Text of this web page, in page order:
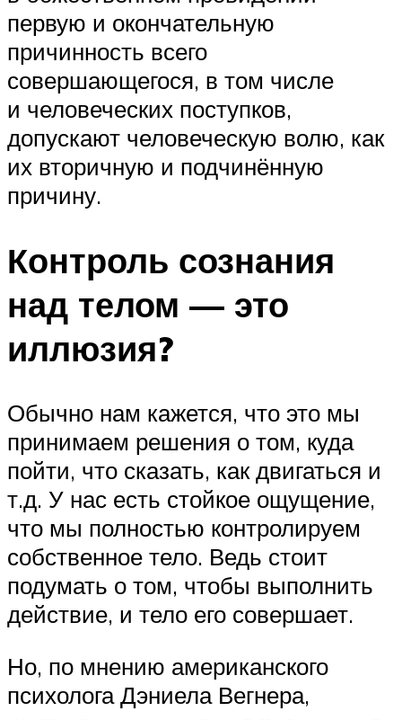
первую и окончательную
причинность всего
совершающегося, в том числе
и человеческих поступков,
допускают человеческую волю, как
их вторичную и подчинённую
причину.
Контроль сознания
над телом — это
иллюзия?
Обычно нам кажется, что это мы
принимаем решения о том, куда
пойти, что сказать, как двигаться и
т.д. У нас есть стойкое ощущение,
что мы полностью контролируем
собственное тело. Ведь стоит
подумать о том, чтобы выполнить
действие, и тело его совершает.
Но, по мнению американского
психолога Дэниела Вегнера,